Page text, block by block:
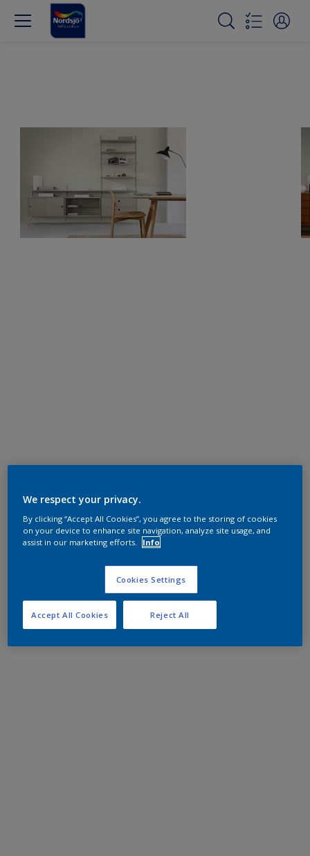
We respect your privacy.
By clicking “Accept All Cookies”, you agree to the storing of cookies
on your device to enhance site navigation, analyze site usage, and
assist in our marketing efforts.
Info
Cookies Settings
Reject All
Accept All Cookies